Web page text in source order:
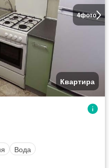
4фото
Квартира
Вода